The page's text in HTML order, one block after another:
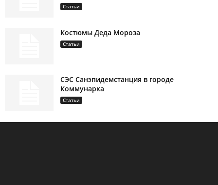
Статьи
Костюмы Деда Мороза
Статьи
СЭС Санэпидемстанция в городе
Коммунарка
Статьи